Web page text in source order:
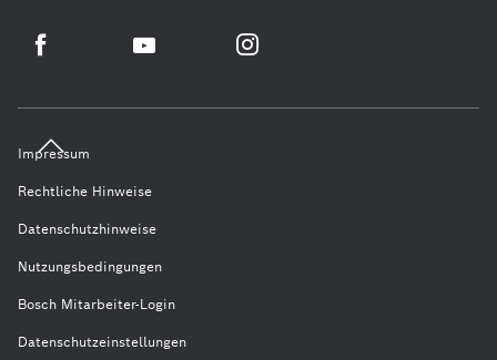
Impressum
Rechtliche Hinweise
Datenschutzhinweise
Nutzungsbedingungen
Bosch Mitarbeiter-Login
Datenschutzeinstellungen